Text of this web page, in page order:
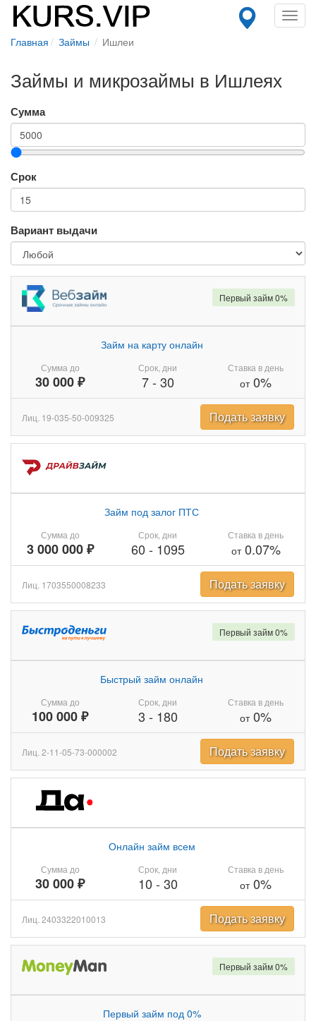
Главная Займы Ишлеи
Займы и микрозаймы в Ишлеях
Сумма
Срок
Вариант выдачи
Сумма до
30 000 ₽
Займ на карту онлайн
Срок, дни
7- 30
Ставка в день
от0%
Первый займ 0%
Лиц. 19-035-50-009325 Подать заявку
Сумма до
3 000 000 ₽
Займ под залог ПТС
Срок, дни
60 - 1095
Ставка в день
от0.07%
Лиц. 1703550008233 Подать заявку
Сумма до
100 000 ₽
Быстрый займ онлайн
Срок, дни
3 - 180
Ставка в день
от0%
Первый займ 0%
Лиц. 2-11-05-73-000002 Подать заявку
Сумма до
30 000 ₽
Онлайн займ всем
Срок, дни
10 - 30
Ставка в день
от0%
Лиц. 2403322010013 Подать заявку
Первый займ под 0%
Первый займ 0%